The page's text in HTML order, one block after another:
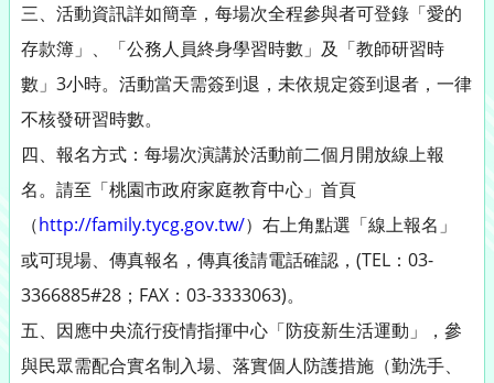
三、活動資訊詳如簡章，每場次全程參與者可登錄「愛的
存款簿」、「公務人員終身學習時數」及「教師研習時
數」3小時。活動當天需簽到退，未依規定簽到退者，一律
不核發研習時數。
四、報名方式：每場次演講於活動前二個月開放線上報
名。請至「桃園市政府家庭教育中心」首頁
（http://family.tycg.gov.tw/）右上角點選「線上報名」
或可現場、傳真報名，傳真後請電話確認，(TEL：03-
3366885#28；FAX：03-3333063)。
五、因應中央流行疫情指揮中心「防疫新生活運動」，參
與民眾需配合實名制入場、落實個人防護措施（勤洗手、